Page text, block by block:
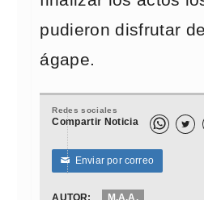
pudieron disfrutar
ágape.
Redes sociales
Compartir Noticia 
✉ Enviar por correo
AUTOR: M.A.A.